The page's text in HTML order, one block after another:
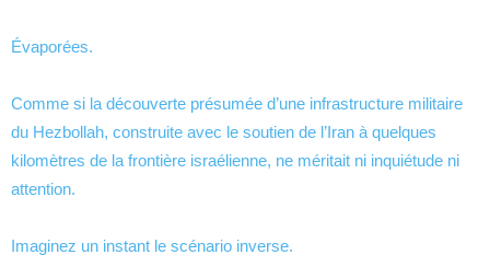
Évaporées.
Comme si la découverte présumée d’une infrastructure militaire
du Hezbollah, construite avec le soutien de l’Iran à quelques
kilomètres de la frontière israélienne, ne méritait ni inquiétude ni
attention.
Imaginez un instant le scénario inverse.